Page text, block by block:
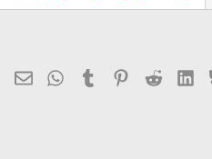
Bluesky
LinkedIn
Reddit
Pinterest
Tumblr